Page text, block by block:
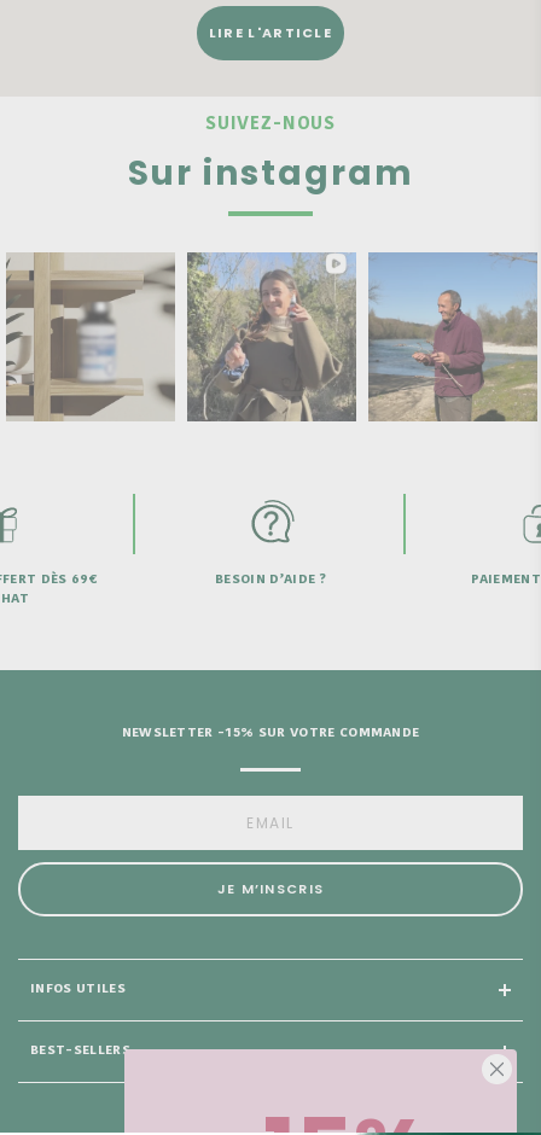
LIRE L'ARTICLE
SUIVEZ-NOUS
Sur instagram
DÈS 69€
BESOIN D’AIDE ?
INFOS UTILES
BEST-SELLERS
NEWSLETTER -15% SUR VOTRE COMMANDE
JE M’INSCRIS